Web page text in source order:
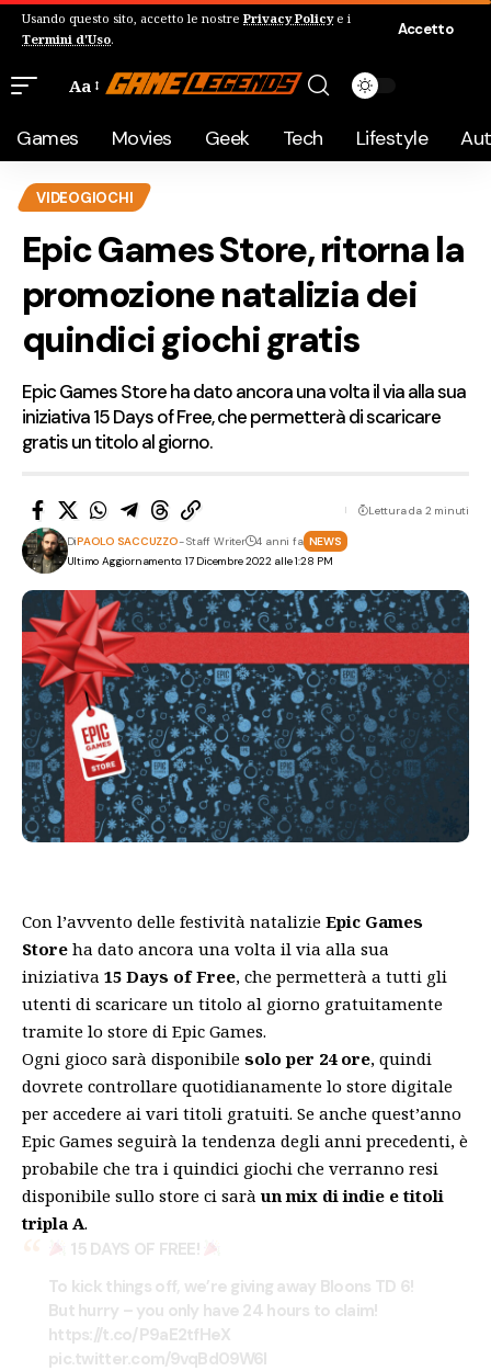
Usando questo sito, accetto le nostre Privacy Policye i
Termini d'Uso.
Accetto
Aa
Games Movies Geek Tech Lifestyle
VIDEOGIOCHI
Epic Games Store, ritorna la
promozione natalizia dei
quindici giochi gratis
Epic Games Store ha dato ancora una volta il via alla sua
iniziativa 15 Days of Free, che permetterà di scaricare
gratis un titolo al giorno.
Ultimo Aggiornamento: 17 Dicembre 2022 alle 1:28 PM
DiPAOLO SACCUZZO- Staff Writer 4 anni fa NEWS
Lettura da 2 minuti
Con l’avvento delle festività natalizie Epic Games
Store ha dato ancora una volta il via alla sua
iniziativa 15 Days of Free, che permetterà a tutti gli
utenti di scaricare un titolo al giorno gratuitamente
tramite lo store di Epic Games.
Ogni gioco sarà disponibile solo per 24 ore, quindi
dovrete controllare quotidianamente lo store digitale
per accedere ai vari titoli gratuiti. Se anche quest’anno
Epic Games seguirà la tendenza degli anni precedenti, è
probabile che tra i quindici giochi che verranno resi
disponibile sullo store ci sarà un mix di indie e titoli
tripla A.
15 DAYS OF FREE!
To kick things off, we’re giving away Bloons TD 6!
But hurry – you only have 24 hours to claim!
https://t.co/P9aE2tfHeX
pic.twitter.com/9vqBd09W6I